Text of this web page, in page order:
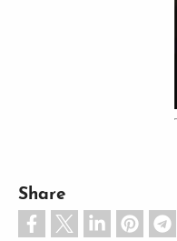
Share